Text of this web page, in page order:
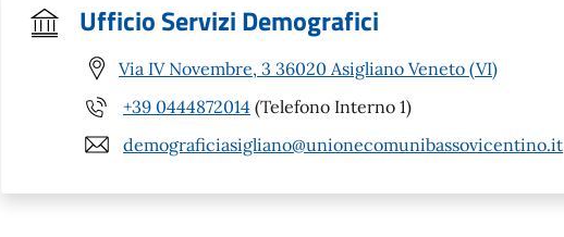
Ufficio Servizi Demografici
Via IV Novembre, 3 36020 Asigliano Veneto (VI)
+39 0444872014 (Telefono Interno 1)
demograficiasigliano@unionecomunibassovicentino.it